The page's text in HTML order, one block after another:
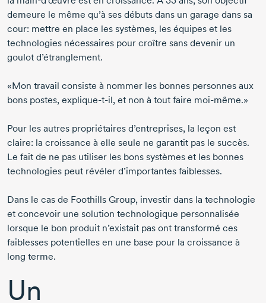
demeure le même qu’à ses débuts dans un garage dans sa
cour: mettre en place les systèmes, les équipes et les
technologies nécessaires pour croître sans devenir un
goulot d’étranglement.
«Mon travail consiste à nommer les bonnes personnes aux
bons postes, explique-t-il, et non à tout faire moi-même.»
Pour les autres propriétaires d’entreprises, la leçon est
claire: la croissance à elle seule ne garantit pas le succès.
Le fait de ne pas utiliser les bons systèmes et les bonnes
technologies peut révéler d’importantes faiblesses.
Dans le cas de Foothills Group, investir dans la technologie
et concevoir une solution technologique personnalisée
lorsque le bon produit n’existait pas ont transformé ces
faiblesses potentielles en une base pour la croissance à
long terme.
Un